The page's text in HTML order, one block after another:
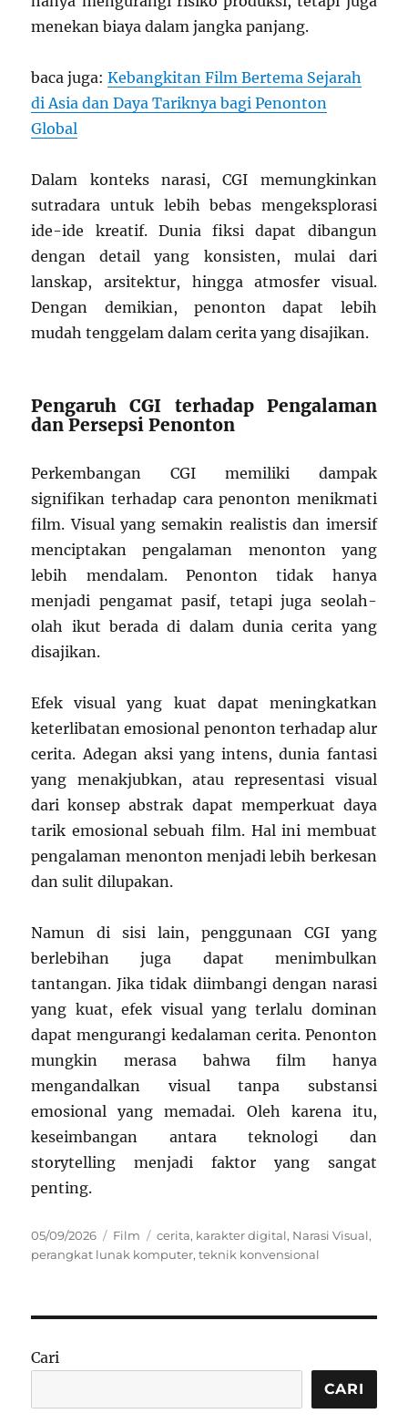
menekan biaya dalam jangka panjang.
baca juga:Kebangkitan Film Bertema Sejarah
di Asia dan Daya Tariknya bagi Penonton
Global
Dalam konteks narasi, CGI memungkinkan
sutradara untuk lebih bebas mengeksplorasi
ide-ide kreatif. Dunia fiksi dapat dibangun
dengan detail yang konsisten, mulai dari
lanskap, arsitektur, hingga atmosfer visual.
Dengan demikian, penonton dapat lebih
mudah tenggelam dalam cerita yang disajikan.
Pengaruh CGI terhadap Pengalaman
dan Persepsi Penonton
Perkembangan CGI memiliki dampak
signifikan terhadap cara penonton menikmati
film. Visual yang semakin realistis dan imersif
menciptakan pengalaman menonton yang
lebih mendalam. Penonton tidak hanya
menjadi pengamat pasif, tetapi juga seolah-
olah ikut berada di dalam dunia cerita yang
disajikan.
Efek visual yang kuat dapat meningkatkan
keterlibatan emosional penonton terhadap alur
cerita. Adegan aksi yang intens, dunia fantasi
yang menakjubkan, atau representasi visual
dari konsep abstrak dapat memperkuat daya
tarik emosional sebuah film. Hal ini membuat
pengalaman menonton menjadi lebih berkesan
dan sulit dilupakan.
Namun di sisi lain, penggunaan CGI yang
berlebihan juga dapat menimbulkan
tantangan. Jika tidak diimbangi dengan narasi
yang kuat, efek visual yang terlalu dominan
dapat mengurangi kedalaman cerita. Penonton
mungkin merasa bahwa film hanya
mengandalkan visual tanpa substansi
emosional yang memadai. Oleh karena itu,
keseimbangan antara teknologi dan
storytelling menjadi faktor yang sangat
penting.
Posted
on
05/09/2026 Categories
Film Tags
cerita, karakter digital, Narasi Visual,
perangkat lunak komputer,teknik konvensional
Cari
CARI